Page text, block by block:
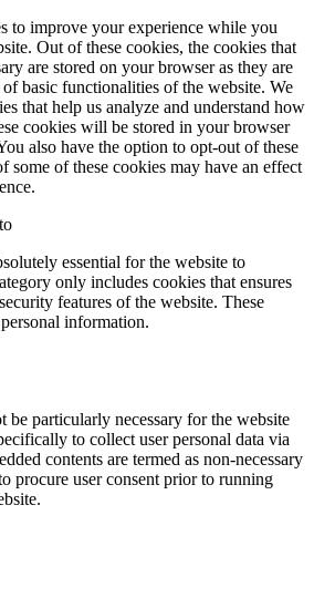
to improve your experience while you
Out of these cookies, the cookies that
are stored on your browser as they are
basic functionalities of the website. We
that help us analyze and understand how
cookies will be stored in your browser
also have the option to opt-out of these
some of these cookies may have an effect
essential for the website to
only includes cookies that ensures
features of the website. These
information.
be particularly necessary for the website
to collect user personal data via
contents are termed as non-necessary
procure user consent prior to running